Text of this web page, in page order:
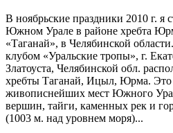
В ноябрьские праздники 2010 г. я
Южном Урале в районе хребта
«Таганай», в Челябинской
клубом «Уральские тропы», г.
Златоуста, Челябинской обл.
хребты Таганай, Ицыл, Юрма. Это
живописнейших мест Южного
вершин, тайги, каменных рек и
(1003 м. над уровнем моря)...